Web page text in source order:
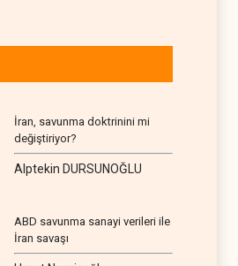
İran, savunma doktrinini mi
değiştiriyor?
Alptekin DURSUNOĞLU
ABD savunma sanayi verileri ile
İran savaşı